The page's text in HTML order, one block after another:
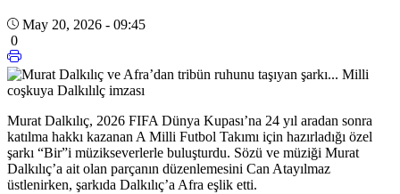
May 20, 2026 - 09:45
0
Murat Dalkılıç, 2026 FIFA Dünya Kupası’na 24 yıl aradan sonra
katılma hakkı kazanan A Milli Futbol Takımı için hazırladığı özel
şarkı “Bir”i müzikseverlerle buluşturdu. Sözü ve müziği Murat
Dalkılıç’a ait olan parçanın düzenlemesini Can Atayılmaz
üstlenirken, şarkıda Dalkılıç’a Afra eşlik etti.